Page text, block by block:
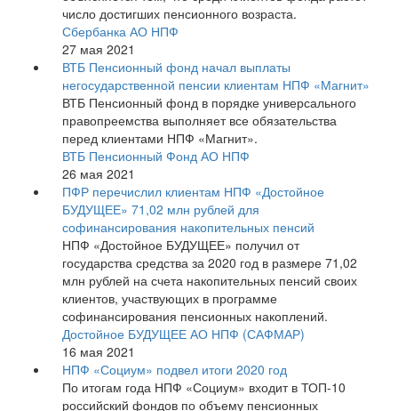
число достигших пенсионного возраста.
Сбербанка АО НПФ
27 мая 2021
ВТБ Пенсионный фонд начал выплаты
негосударственной пенсии клиентам НПФ «Магнит»
ВТБ Пенсионный фонд в порядке универсального
правопреемства выполняет все обязательства
перед клиентами НПФ «Магнит».
ВТБ Пенсионный Фонд АО НПФ
26 мая 2021
ПФР перечислил клиентам НПФ «Достойное
БУДУЩЕЕ» 71,02 млн рублей для
софинансирования накопительных пенсий
НПФ «Достойное БУДУЩЕЕ» получил от
государства средства за 2020 год в размере 71,02
млн рублей на счета накопительных пенсий своих
клиентов, участвующих в программе
софинансирования пенсионных накоплений.
Достойное БУДУЩЕЕ АО НПФ (САФМАР)
16 мая 2021
НПФ «Социум» подвел итоги 2020 год
По итогам года НПФ «Социум» входит в ТОП-10
российский фондов по объему пенсионных